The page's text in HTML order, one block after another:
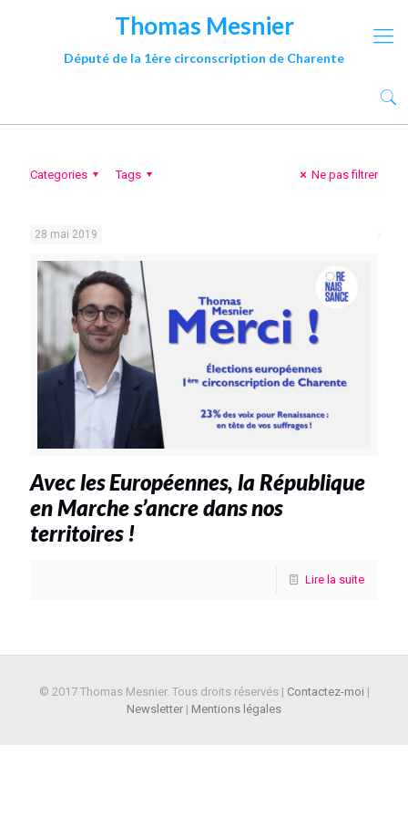
Thomas Mesnier
Député de la 1ère circonscription de Charente
Categories Tags Ne pas filtrer
28 mai 2019
Avec les Européennes, la République
en Marche s’ancre dans nos
territoires !
Lire la suite
© 2017 Thomas Mesnier. Tous droits réservés | Contactez-moi |
Newsletter | Mentions légales